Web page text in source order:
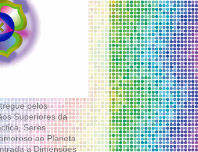
pelos
Superiores da
Seres
ao Planeta
a Dimensões